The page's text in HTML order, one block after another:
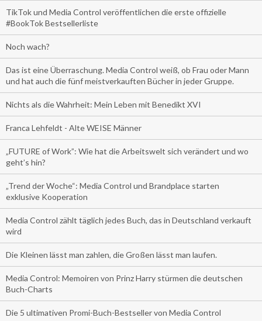
TikTok und Media Control veröffentlichen die erste offizielle
#BookTok Bestsellerliste
Noch wach?
Das ist eine Überraschung. Media Control weiß, ob Frau oder Mann
und hat auch die fünf meistverkauften Bücher in jeder Gruppe.
Nichts als die Wahrheit: Mein Leben mit Benedikt XVI
Franca Lehfeldt - Alte WEISE Männer
„FUTURE of Work”: Wie hat die Arbeitswelt sich verändert und wo
geht’s hin?
„Trend der Woche“: Media Control und Brandplace starten
exklusive Kooperation
Media Control zählt täglich jedes Buch, das in Deutschland verkauft
wird
Die Kleinen lässt man zahlen, die Großen lässt man laufen.
Media Control: Memoiren von Prinz Harry stürmen die deutschen
Buch-Charts
Die 5 ultimativen Promi-Buch-Bestseller von Media Control